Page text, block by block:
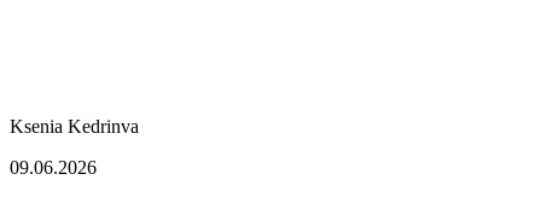
Ksenia Kedrinva
09.06.2026